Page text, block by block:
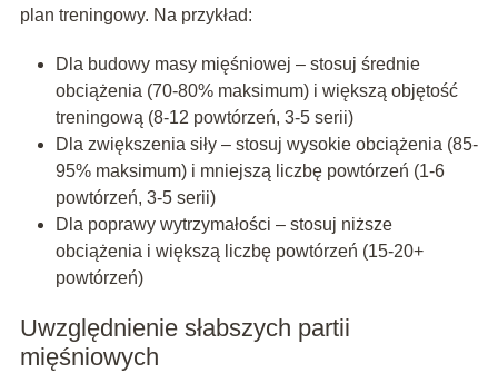
plan treningowy. Na przykład:
Dla budowy masy mięśniowej – stosuj średnie
obciążenia (70-80% maksimum) i większą objętość
treningową (8-12 powtórzeń, 3-5 serii)
Dla zwiększenia siły – stosuj wysokie obciążenia (85-
95% maksimum) i mniejszą liczbę powtórzeń (1-6
powtórzeń, 3-5 serii)
Dla poprawy wytrzymałości – stosuj niższe
obciążenia i większą liczbę powtórzeń (15-20+
powtórzeń)
Uwzględnienie słabszych partii
mięśniowych